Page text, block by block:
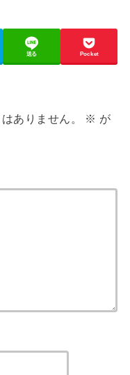
送る Pocket
ありません。 ※ が